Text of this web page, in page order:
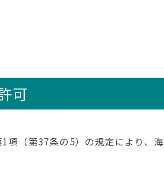
可
（第37条の5）の規定により、